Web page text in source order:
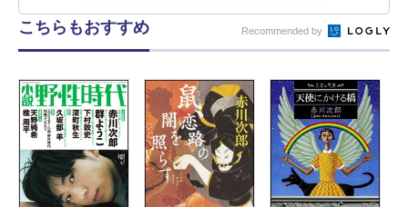
こちらもおすすめ Recommended by